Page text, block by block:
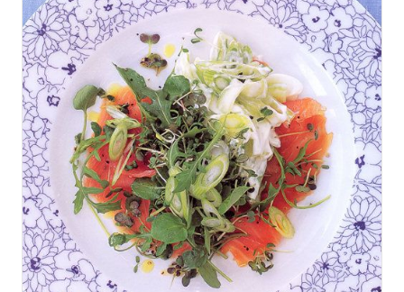
AANMELDEN
RECEPTEN
WEEKMENU'S
KOOKBOEKEN